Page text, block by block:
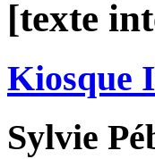
[texte
Kiosque
Sylvie